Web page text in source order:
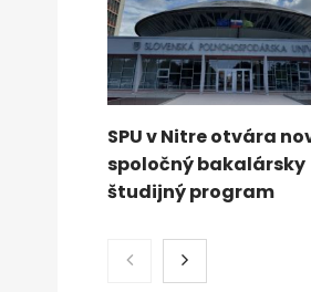
SPU v Nitre otvára
spoločný bakalársky
študijný program